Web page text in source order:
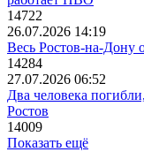
14722
26.07.2026 14:19
Весь Ростов-на-Дону
14284
27.07.2026 06:52
Два человека
Ростов
14009
Показать ещё